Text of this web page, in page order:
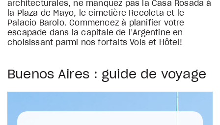
architecturales, ne manquez pas la Casa Rosada à
la Plaza de Mayo, le cimetière Recoleta et le
Palacio Barolo. Commencez à planifier votre
escapade dans la capitale de l’Argentine en
choisissant parmi nos forfaits Vols et Hôtel!
Buenos Aires : guide de voyage